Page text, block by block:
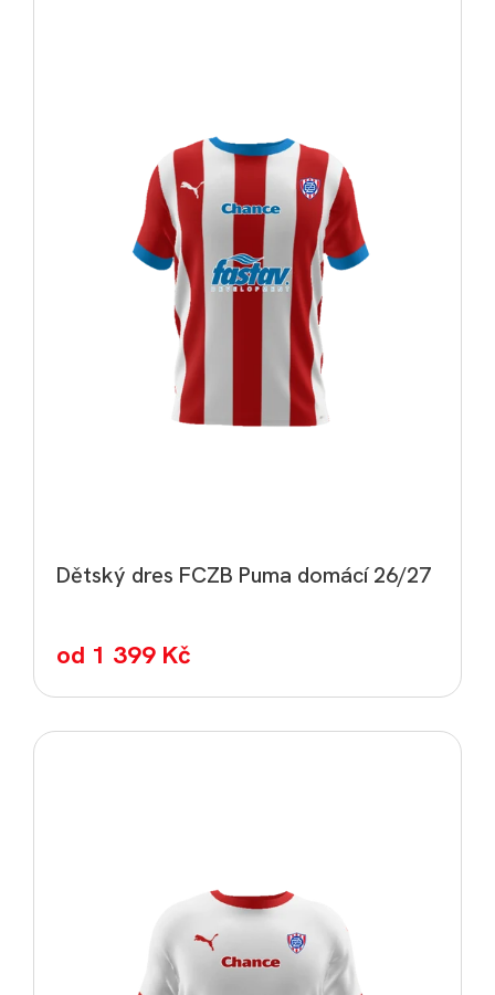
Dětský dres FCZB Puma domácí 26/27
od 1 399 Kč